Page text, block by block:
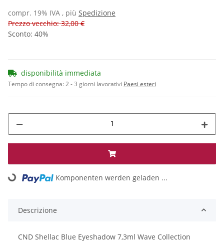
compr. 19% IVA , più Spedizione
Prezzo vecchio: 32,00 €
Sconto: 40%
disponibilità immediata
Tempo di consegna:2 - 3 giorni lavorativi Paesi esteri
Loading... Komponenten werden geladen ...
Descrizione
CND Shellac Blue Eyeshadow 7,3ml Wave Collection